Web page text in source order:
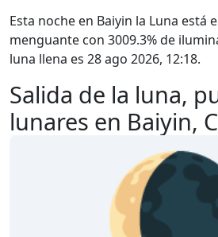
Salida de la luna,
lunares en Baiyin,
Esta noche en Baiyin la Luna está
menguante con 3009.3% de
luna llena es 28 ago 2026, 12:18.